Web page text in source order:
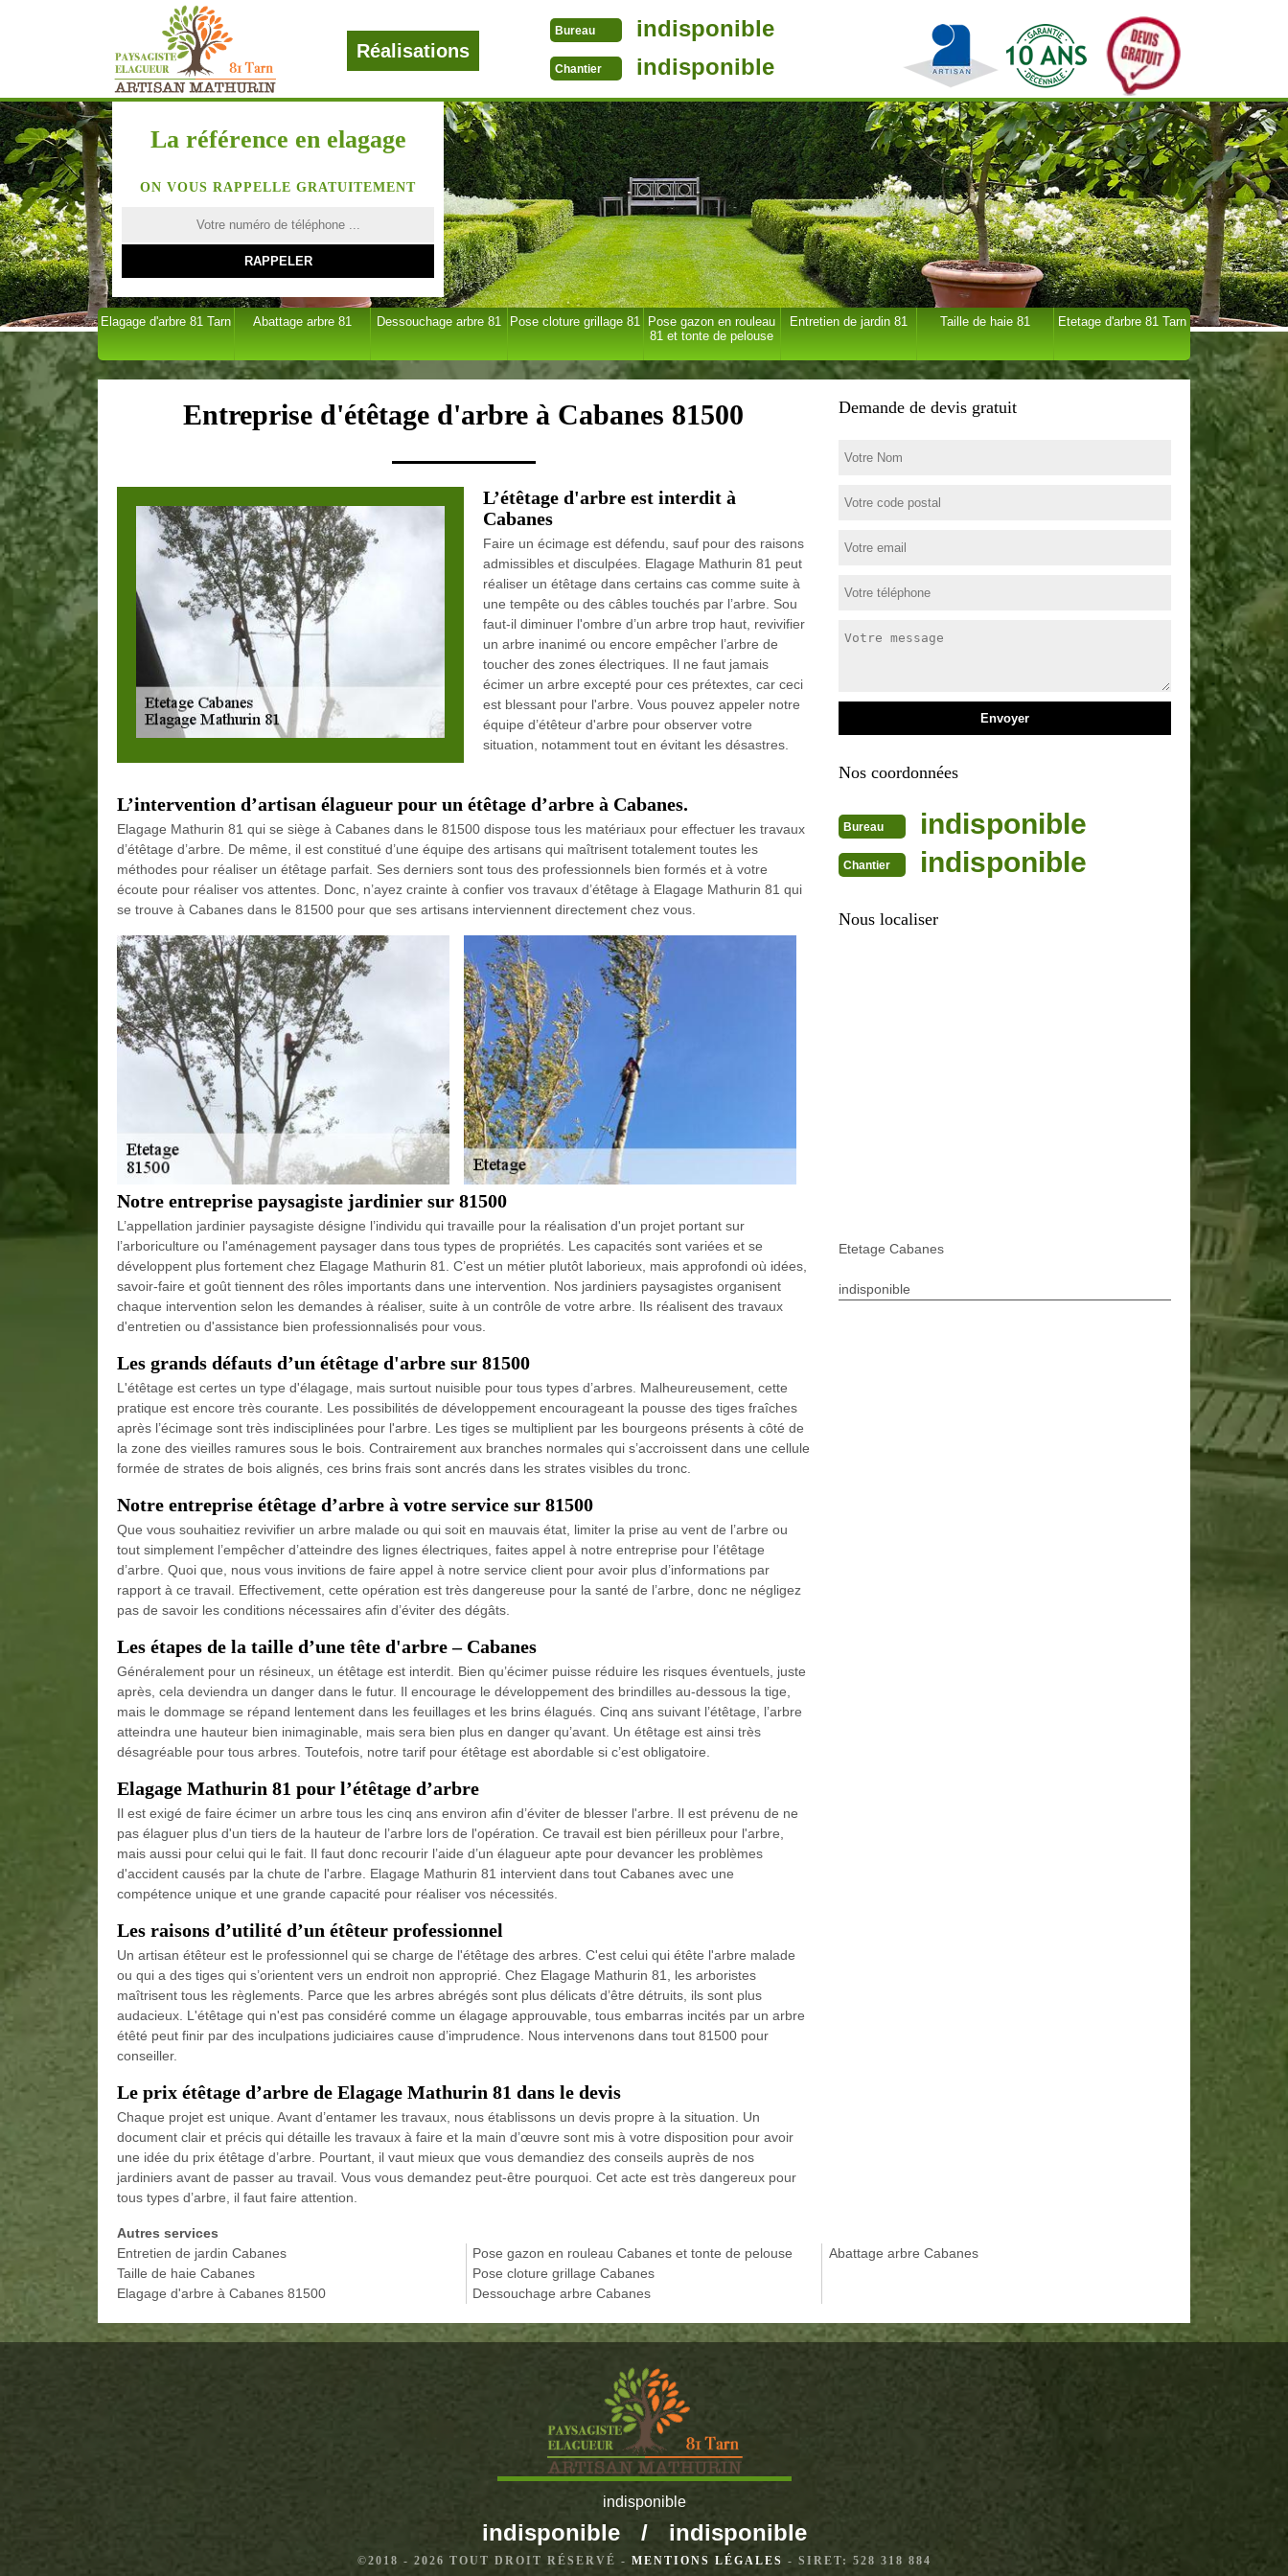
Réalisations
Bureau indisponible
Chantier indisponible
La référence en elagage
ON VOUS RAPPELLE GRATUITEMENT
Elagage d'arbre 81 Tarn Abattage arbre 81 Dessouchage arbre 81 Pose cloture grillage 81
Pose gazon en rouleau
81 et tonte de pelouse
Entretien de jardin 81 Taille de haie 81 Etetage d'arbre 81 Tarn
Entreprise d'étêtage d'arbre à Cabanes 81500
L’étêtage d'arbre est interdit à
Cabanes
Faire un écimage est défendu, sauf pour des raisons
admissibles et disculpées. Elagage Mathurin 81 peut
réaliser un étêtage dans certains cas comme suite à
une tempête ou des câbles touchés par l’arbre. Sou
faut-il diminuer l'ombre d’un arbre trop haut, revivifier
un arbre inanimé ou encore empêcher l’arbre de
toucher des zones électriques. Il ne faut jamais
écimer un arbre excepté pour ces prétextes, car ceci
est blessant pour l'arbre. Vous pouvez appeler notre
équipe d’étêteur d'arbre pour observer votre
situation, notamment tout en évitant les désastres.
L’intervention d’artisan élagueur pour un étêtage d’arbre à Cabanes.
Elagage Mathurin 81 qui se siège à Cabanes dans le 81500 dispose tous les matériaux pour effectuer les travaux
d’étêtage d’arbre. De même, il est constitué d’une équipe des artisans qui maîtrisent totalement toutes les
méthodes pour réaliser un étêtage parfait. Ses derniers sont tous des professionnels bien formés et à votre
écoute pour réaliser vos attentes. Donc, n’ayez crainte à confier vos travaux d’étêtage à Elagage Mathurin 81 qui
se trouve à Cabanes dans le 81500 pour que ses artisans interviennent directement chez vous.
Notre entreprise paysagiste jardinier sur 81500
L’appellation jardinier paysagiste désigne l’individu qui travaille pour la réalisation d'un projet portant sur
l’arboriculture ou l'aménagement paysager dans tous types de propriétés. Les capacités sont variées et se
développent plus fortement chez Elagage Mathurin 81. C’est un métier plutôt laborieux, mais approfondi où idées,
savoir-faire et goût tiennent des rôles importants dans une intervention. Nos jardiniers paysagistes organisent
chaque intervention selon les demandes à réaliser, suite à un contrôle de votre arbre. Ils réalisent des travaux
d'entretien ou d'assistance bien professionnalisés pour vous.
Les grands défauts d’un étêtage d'arbre sur 81500
L'étêtage est certes un type d'élagage, mais surtout nuisible pour tous types d’arbres. Malheureusement, cette
pratique est encore très courante. Les possibilités de développement encourageant la pousse des tiges fraîches
après l’écimage sont très indisciplinées pour l'arbre. Les tiges se multiplient par les bourgeons présents à côté de
la zone des vieilles ramures sous le bois. Contrairement aux branches normales qui s’accroissent dans une cellule
formée de strates de bois alignés, ces brins frais sont ancrés dans les strates visibles du tronc.
Notre entreprise étêtage d’arbre à votre service sur 81500
Que vous souhaitiez revivifier un arbre malade ou qui soit en mauvais état, limiter la prise au vent de l’arbre ou
tout simplement l’empêcher d’atteindre des lignes électriques, faites appel à notre entreprise pour l’étêtage
d’arbre. Quoi que, nous vous invitions de faire appel à notre service client pour avoir plus d’informations par
rapport à ce travail. Effectivement, cette opération est très dangereuse pour la santé de l’arbre, donc ne négligez
pas de savoir les conditions nécessaires afin d’éviter des dégâts.
Les étapes de la taille d’une tête d'arbre – Cabanes
Généralement pour un résineux, un étêtage est interdit. Bien qu’écimer puisse réduire les risques éventuels, juste
après, cela deviendra un danger dans le futur. Il encourage le développement des brindilles au-dessous la tige,
mais le dommage se répand lentement dans les feuillages et les brins élagués. Cinq ans suivant l’étêtage, l’arbre
atteindra une hauteur bien inimaginable, mais sera bien plus en danger qu’avant. Un étêtage est ainsi très
désagréable pour tous arbres. Toutefois, notre tarif pour étêtage est abordable si c’est obligatoire.
Elagage Mathurin 81 pour l’étêtage d’arbre
Il est exigé de faire écimer un arbre tous les cinq ans environ afin d’éviter de blesser l'arbre. Il est prévenu de ne
pas élaguer plus d'un tiers de la hauteur de l’arbre lors de l'opération. Ce travail est bien périlleux pour l'arbre,
mais aussi pour celui qui le fait. Il faut donc recourir l’aide d’un élagueur apte pour devancer les problèmes
d'accident causés par la chute de l'arbre. Elagage Mathurin 81 intervient dans tout Cabanes avec une
compétence unique et une grande capacité pour réaliser vos nécessités.
Les raisons d’utilité d’un étêteur professionnel
Un artisan étêteur est le professionnel qui se charge de l'étêtage des arbres. C'est celui qui étête l'arbre malade
ou qui a des tiges qui s’orientent vers un endroit non approprié. Chez Elagage Mathurin 81, les arboristes
maîtrisent tous les règlements. Parce que les arbres abrégés sont plus délicats d’être détruits, ils sont plus
audacieux. L'étêtage qui n'est pas considéré comme un élagage approuvable, tous embarras incités par un arbre
étêté peut finir par des inculpations judiciaires cause d’imprudence. Nous intervenons dans tout 81500 pour
conseiller.
Le prix étêtage d’arbre de Elagage Mathurin 81 dans le devis
Chaque projet est unique. Avant d’entamer les travaux, nous établissons un devis propre à la situation. Un
document clair et précis qui détaille les travaux à faire et la main d’œuvre sont mis à votre disposition pour avoir
une idée du prix étêtage d’arbre. Pourtant, il vaut mieux que vous demandiez des conseils auprès de nos
jardiniers avant de passer au travail. Vous vous demandez peut-être pourquoi. Cet acte est très dangereux pour
tous types d’arbre, il faut faire attention.
Demande de devis gratuit
Nos coordonnées
Bureau indisponible
Chantier indisponible
Nous localiser
Etetage Cabanes
indisponible
Autres services
Entretien de jardin Cabanes
Taille de haie Cabanes
Elagage d'arbre à Cabanes 81500
Pose gazon en rouleau Cabanes et tonte de pelouse
Pose cloture grillage Cabanes
Dessouchage arbre Cabanes
Abattage arbre Cabanes
indisponible
indisponible / indisponible
©2018 - 2026 TOUT DROIT RÉSERVÉ - MENTIONS LÉGALES - SIRET: 528 318 884